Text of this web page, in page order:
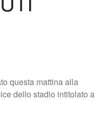
questa mattina alla
dello stadio intitolato a